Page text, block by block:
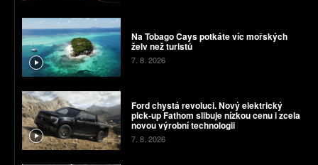
Na Tobago Cays potkáte víc mořských
želv než turistů
7. 8. 2026
Ford chystá revoluci. Nový elektrický
pick-up Fathom slibuje nízkou cenu i zcela
novou výrobní technologii
7. 8. 2026